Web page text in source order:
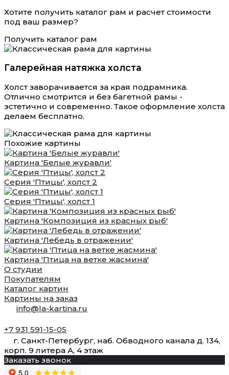
Хотите получить каталог рам и расчет стоимости
под ваш размер?
Получить каталог рам
Галерейная натяжка холста
Холст заворачивается за края подрамника.
Отлично смотрится и без багетной рамы -
эстетично и современно. Такое оформление холста
делаем бесплатно.
Похожие картины
Картина 'Белые журавли'
Серия 'Птицы', холст 2
Серия 'Птицы', холст 1
Картина 'Композиция из красных рыб'
Картина 'Лебедь в отражении'
Картина 'Птица на ветке жасмина'
О студии
Покупателям
Каталог картин
Картины на заказ
info@la-kartina.ru
+7 931 591-15-05
г. Санкт-Петербург, наб. Обводного канала д. 134,
корп. 9 литера А, 4 этаж
Заказать звонок